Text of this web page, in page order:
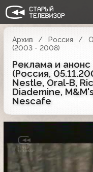
Архив Россия
(2003 - 2008)
Реклама и
(Россия,
Nestle, Oral-B,
Diademine,
Nescafe